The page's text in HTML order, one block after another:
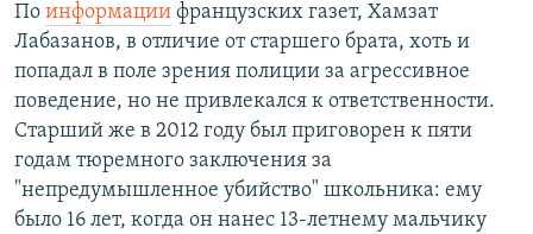
По информации французских газет, Хамзат
Лабазанов, в отличие от старшего брата, хоть и
попадал в поле зрения полиции за агрессивное
поведение, но не привлекался к ответственности.
Старший же в 2012 году был приговорен к пяти
годам тюремного заключения за
"непредумышленное убийство" школьника: ему
было 16 лет, когда он нанес 13-летнему мальчику